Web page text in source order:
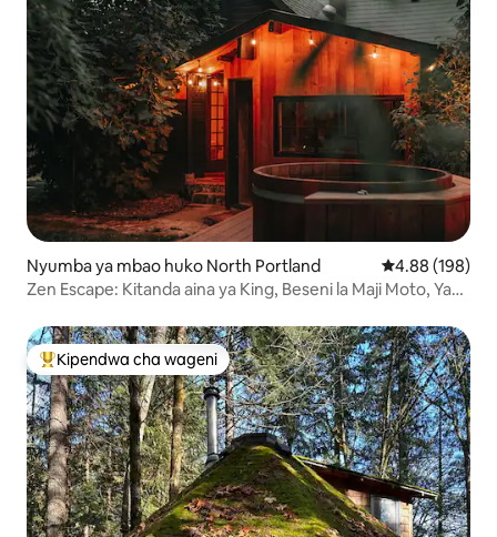
Nyumba ya mbao huko North Portland Ukadiriaji wa
4.88 (198)
Zen Escape: Kitanda aina ya King, Beseni la Maji Moto, Yadi
Kipendwa maarufu cha wageni
Kipendwa cha wageni